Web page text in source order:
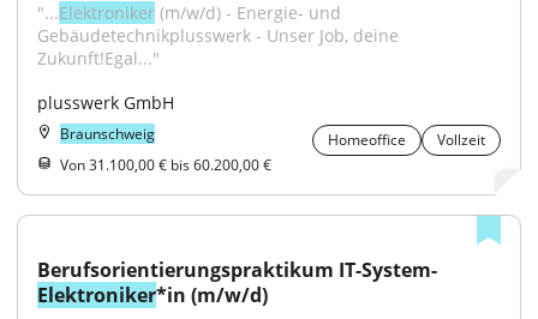
"...Elektroniker (m/w/d) - Energie- und
Gebäudetechnikplusswerk - Unser Job, deine
Zukunft!Egal..."
plusswerk GmbH
Braunschweig Homeoffice
Vollzeit
Von 31.100,00 € bis 60.200,00 €
Berufsorientierungspraktikum IT-System-
Elektroniker*in (m/w/d)